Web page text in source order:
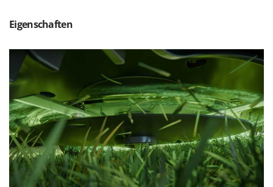
Eigenschaften